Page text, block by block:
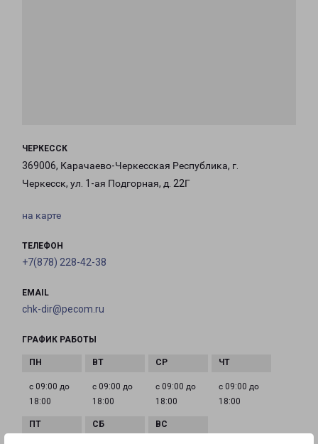
ЧЕРКЕССК
369006, Карачаево-Черкесская Республика, г.
Черкесск, ул. 1-ая Подгорная, д. 22Г
на карте
ТЕЛЕФОН
+7(878) 228-42-38
EMAIL
chk-dir@pecom.ru
ГРАФИК РАБОТЫ
с 09:00 до
18:00
с 09:00 до
18:00
с 09:00 до
18:00
с 09:00 до
18:00